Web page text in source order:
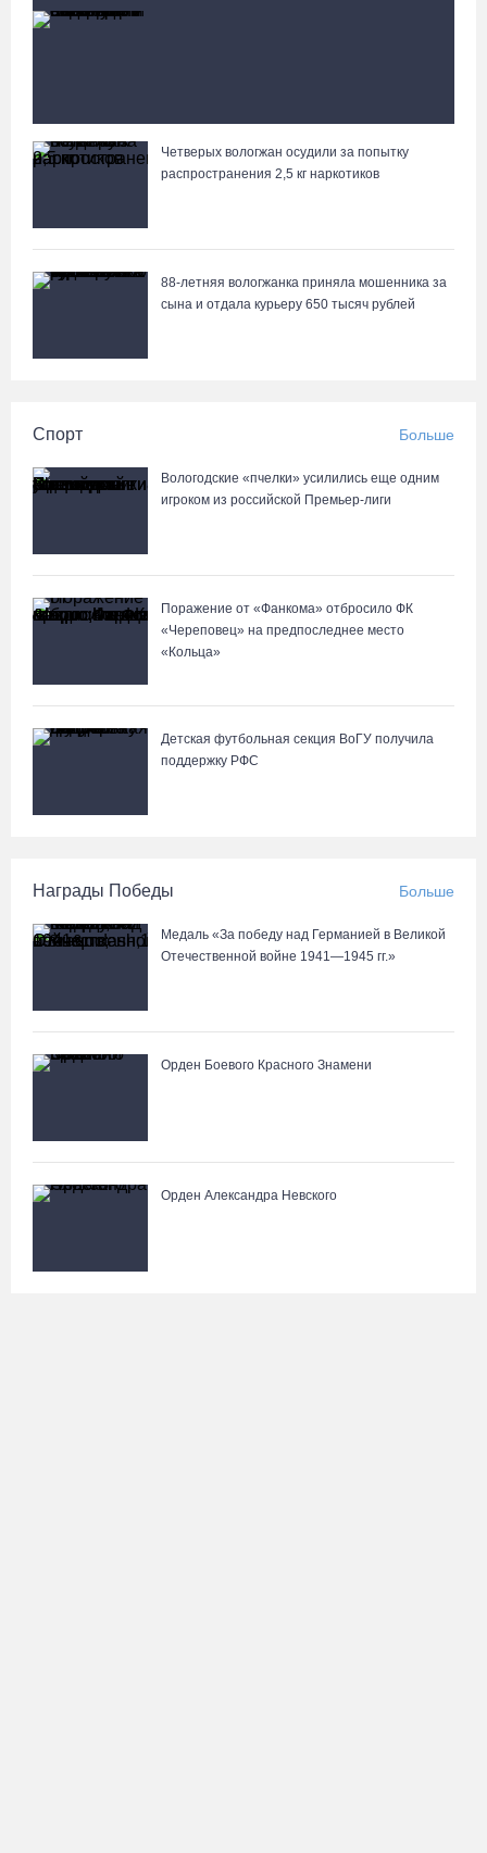
Вологжане сняли на видео медведей на Чукотке
Четверых вологжан осудили за попытку
распространения 2,5 кг наркотиков
88-летняя вологжанка приняла мошенника за
сына и отдала курьеру 650 тысяч рублей
Спорт Больше
Вологодские «пчелки» усилились еще одним
игроком из российской Премьер-лиги
Поражение от «Фанкома» отбросило ФК
«Череповец» на предпоследнее место
«Кольца»
Детская футбольная секция ВоГУ получила
поддержку РФС
Награды Победы Больше
Медаль «За победу над Германией в Великой
Отечественной войне 1941—1945 гг.»
Орден Боевого Красного Знамени
Орден Александра Невского